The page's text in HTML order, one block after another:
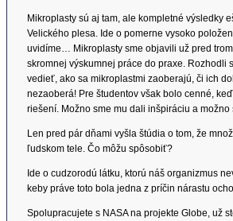
Mikroplasty sú aj tam, ale kompletné výsledky
Velického plesa. Ide o pomerne vysoko
uvidíme… Mikroplasty sme objavili už pred
skromnej výskumnej práce do praxe. Rozhodli
vedieť, ako sa mikroplastmi zaoberajú, či ich
nezaoberá! Pre študentov však bolo cenné,
riešení. Možno sme mu dali inšpiráciu a
Len pred pár dňami vyšla štúdia o tom, že
ľudskom tele. Čo môžu spôsobiť?
Ide o cudzorodú látku, ktorú náš organizmus
keby práve toto bola jedna z príčin nárastu
Spolupracujete s NASA na projekte Globe, už